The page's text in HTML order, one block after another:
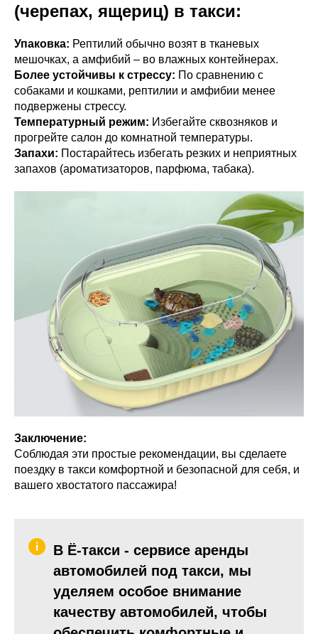
(черепах, ящериц) в такси:
Упаковка: Рептилий обычно возят в тканевых
мешочках, а амфибий – во влажных контейнерах.
Более устойчивы к стрессу: По сравнению с
собаками и кошками, рептилии и амфибии менее
подвержены стрессу.
Температурный режим: Избегайте сквозняков и
прогрейте салон до комнатной температуры.
Запахи: Постарайтесь избегать резких и неприятных
запахов (ароматизаторов, парфюма, табака).
Заключение:
Соблюдая эти простые рекомендации, вы сделаете
поездку в такси комфортной и безопасной для себя, и
вашего хвостатого пассажира!
В Ё-такси - сервисе аренды
автомобилей под такси, мы
уделяем особое внимание
качеству автомобилей, чтобы